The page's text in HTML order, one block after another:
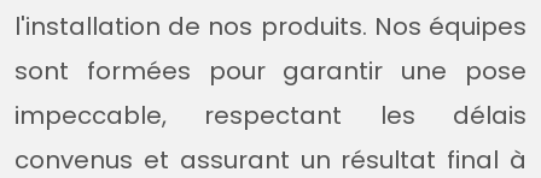
l'installation de nos produits. Nos équipes
sont formées pour garantir une pose
impeccable, respectant les délais
convenus et assurant un résultat final à